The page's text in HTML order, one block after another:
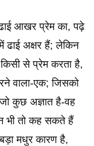
आखर प्रेम का, पढ़े
ढाई अक्षर हैं; लेकिन
से प्रेम करता है,
वाला-एक; जिसको
कुछ अज्ञात है-वह
भी तो कह सकते हैं
मधुर कारण है,